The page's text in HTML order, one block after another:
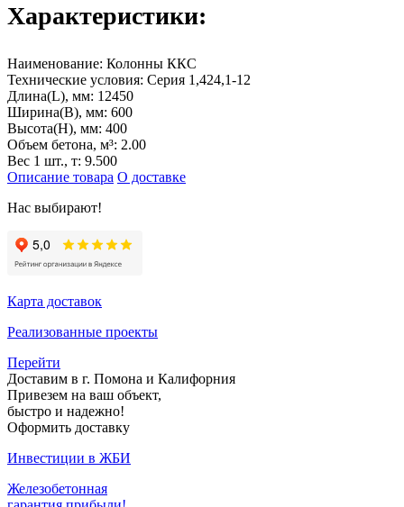
Характеристики:
Наименование: Колонны ККС
Технические условия: Серия 1,424,1-12
Длина(L), мм: 12450
Ширина(B), мм: 600
Высота(H), мм: 400
Объем бетона, м³: 2.00
Вес 1 шт., т: 9.500
Описание товара О доставке
Нас выбирают!
Карта доставок
Реализованные проекты
Перейти
Доставим в г. Помона и Калифорния
Привезем на ваш объект,
быстро и надежно!
Оформить доставку
Инвестиции в ЖБИ
Железобетонная